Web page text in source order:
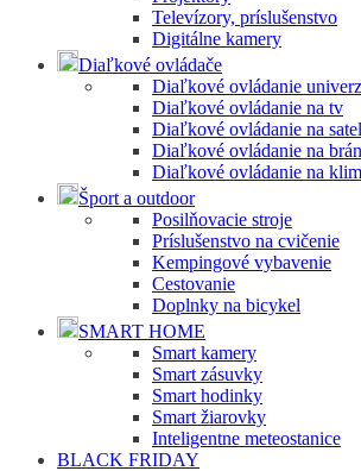
Televízory, príslušenstvo
Digitálne kamery
Diaľkové ovládače
Diaľkové ovládanie
Diaľkové ovládanie na tv
Diaľkové ovládanie na
Diaľkové ovládanie na
Diaľkové ovládanie na
Šport a outdoor
Posilňovacie stroje
Príslušenstvo na cvičenie
Kempingové vybavenie
Cestovanie
Doplnky na bicykel
SMART HOME
Smart kamery
Smart zásuvky
Smart hodinky
Smart žiarovky
Inteligentne meteostanice
BLACK FRIDAY